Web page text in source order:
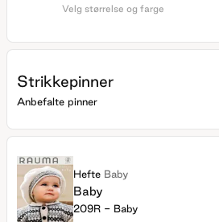
Velg størrelse og farge
Strikkepinner
Anbefalte pinner
Hefte Baby
Baby
209R - Baby